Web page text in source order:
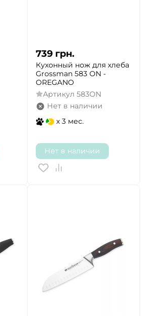
739 грн.
Кухонный нож для хлеба
Grossman 583 ON -
OREGANO
Артикул 583ON
Нет в наличии
x 3 мес.
Нет в наличии